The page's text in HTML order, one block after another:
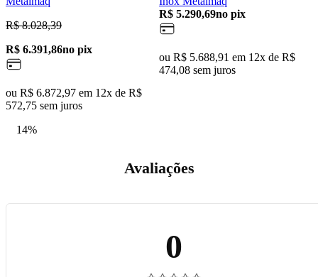
R$ 8.028,39
R$ 6.391,86no pix
ou R$ 6.872,97 em 12x de R$
572,75 sem juros
14%
R$ 5.290,69no pix
ou R$ 5.688,91 em 12x de R$
474,08 sem juros
Avaliações
0